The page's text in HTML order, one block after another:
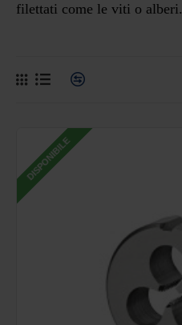
filettati come le viti o alberi.
DISPONIBILE